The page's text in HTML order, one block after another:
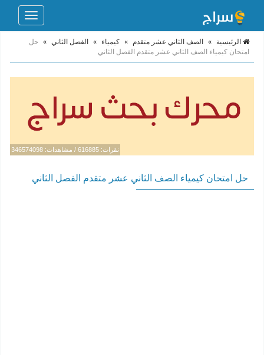
Toggle
الرئيسية » الصف الثاني عشر متقدم » كيمياء » الفصل الثاني » حل
امتحان كيمياء الصف الثاني عشر متقدم الفصل الثاني
نقرات: 616885 / مشاهدات: 346574098
حل امتحان كيمياء الصف الثاني عشر متقدم الفصل الثاني